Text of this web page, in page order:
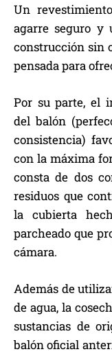
Un
agarre seguro y
construcción sin
pensada para
Por su parte, el
del balón
consistencia)
con la máxima
consta de dos
residuos que
la cubierta
parcheado que
cámara.
Además de
de agua, la
sustancias de
balón oficial